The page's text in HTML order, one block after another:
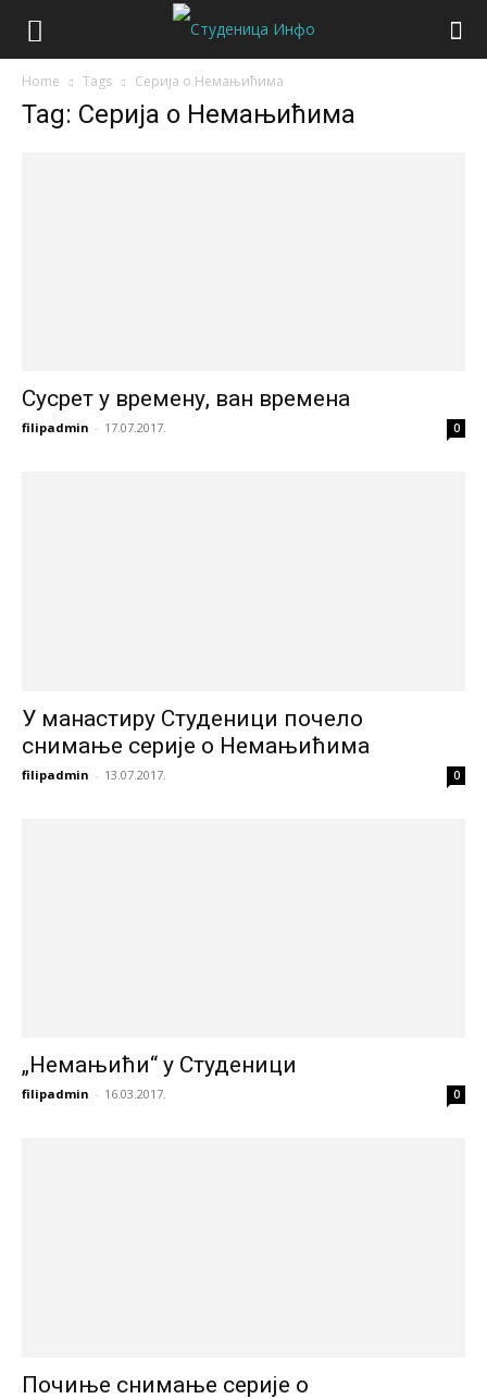
Home Tags Серија о Немањићима
Tag: Серија о Немањићима
Сусрет у времену, ван времена
filipadmin - 17.07.2017. 0
У манастиру Студеници почело
снимање серије о Немањићима
filipadmin - 13.07.2017. 0
„Немањићи“ у Студеници
filipadmin - 16.03.2017. 0
Почиње снимање серије о